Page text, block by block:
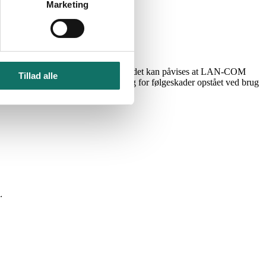
Marketing
Tillad alle
COM A/S.
mangler ved varen, med mindre det kan påvises at LAN-COM
COM A/S er ej eller ansvarlig for følgeskader opstået ved brug